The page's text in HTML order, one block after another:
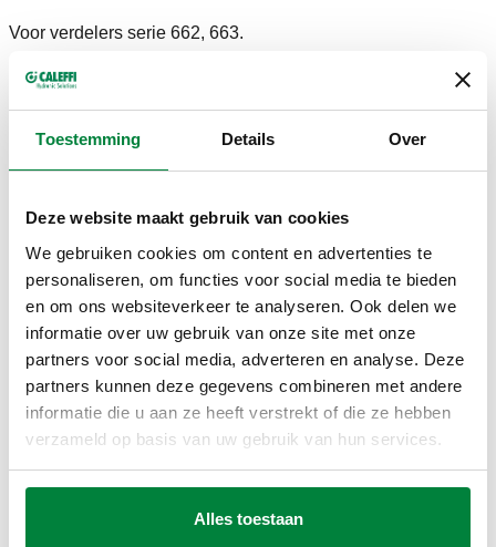
Toestemming Details Over
Deze website maakt gebruik van cookies
We gebruiken cookies om content en advertenties te
personaliseren, om functies voor social media te bieden
en om ons websiteverkeer te analyseren. Ook delen we
informatie over uw gebruik van onze site met onze
partners voor social media, adverteren en analyse. Deze
partners kunnen deze gegevens combineren met andere
informatie die u aan ze heeft verstrekt of die ze hebben
verzameld op basis van uw gebruik van hun services.
Alles toestaan
Voor verdelers serie 662, 663.
CERTIFICERINGEN
TEKENINGEN EN SPECIFICATIES
Artikelnummer Notitie
Elektrische
voeding
Actions
Zonder
microschakelaar